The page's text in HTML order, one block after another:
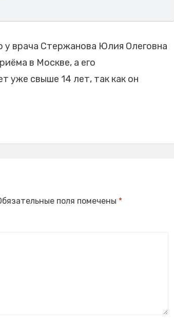
врача Стержанова Юлия Олеговна
в Москве, а его
уже свыше 14 лет, так как он
поля помечены *